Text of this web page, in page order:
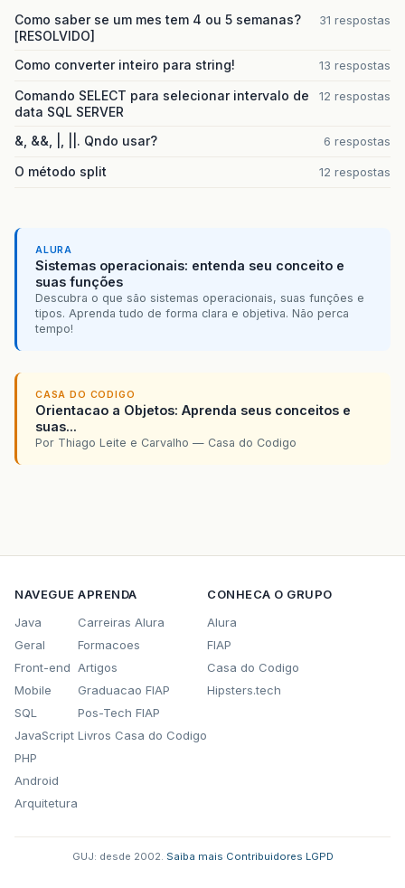
Como saber se um mes tem 4 ou 5 semanas?
[RESOLVIDO]
31 respostas
Como converter inteiro para string! 13 respostas
Comando SELECT para selecionar intervalo de
data SQL SERVER
12 respostas
&, &&, |, ||. Qndo usar? 6 respostas
O método split 12 respostas
ALURA
Sistemas operacionais: entenda seu conceito e
suas funções
Descubra o que são sistemas operacionais, suas funções e
tipos. Aprenda tudo de forma clara e objetiva. Não perca
tempo!
CASA DO CODIGO
Orientacao a Objetos: Aprenda seus conceitos e
suas...
Por Thiago Leite e Carvalho — Casa do Codigo
NAVEGUE
Java
Geral
Front-end
Mobile
SQL
JavaScript
PHP
Android
Arquitetura
APRENDA
Carreiras Alura
Formacoes
Artigos
Graduacao FIAP
Pos-Tech FIAP
Livros Casa do Codigo
CONHECA O GRUPO
Alura
FIAP
Casa do Codigo
Hipsters.tech
GUJ: desde 2002. Saiba mais Contribuidores LGPD